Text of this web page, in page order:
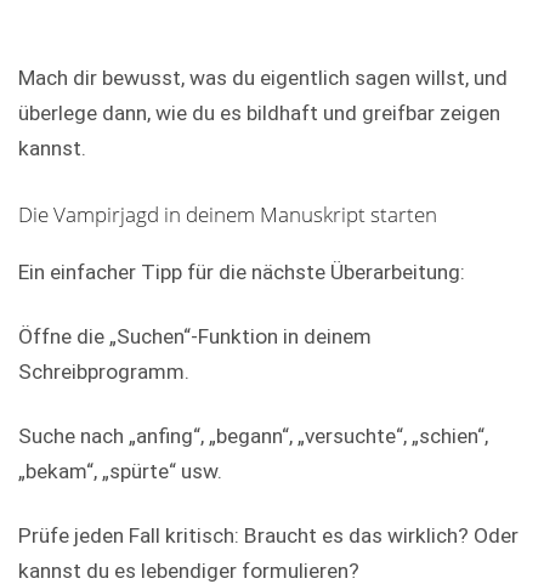
Mach dir bewusst, was du eigentlich sagen willst, und
überlege dann, wie du es bildhaft und greifbar zeigen
kannst.
Die Vampirjagd in deinem Manuskript starten
Ein einfacher Tipp für die nächste Überarbeitung:
Öffne die „Suchen“-Funktion in deinem
Schreibprogramm.
Suche nach „anfing“, „begann“, „versuchte“, „schien“,
„bekam“, „spürte“ usw.
Prüfe jeden Fall kritisch: Braucht es das wirklich? Oder
kannst du es lebendiger formulieren?